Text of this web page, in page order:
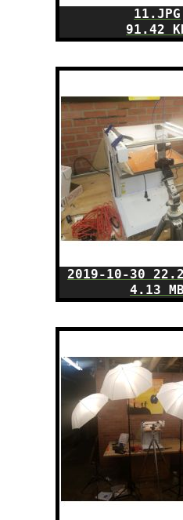
11.JPG
91.42
2019-10-30
4.13